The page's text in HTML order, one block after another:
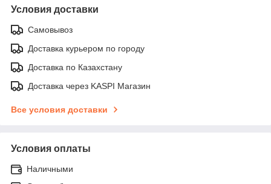
Условия доставки
Самовывоз
Доставка курьером по городу
Доставка по Казахстану
Доставка через KASPI Магазин
Все условия доставки
Условия оплаты
Наличными